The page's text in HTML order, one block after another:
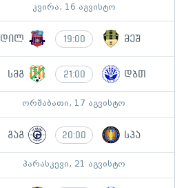
კვირა, 16 აგვისტო
დილ 19:00 მეშ
სმგ 21:00 დბთ
ორშაბათი, 17 აგვისტო
გაგ 20:00 სპა
პარასკევი, 21 აგვისტო